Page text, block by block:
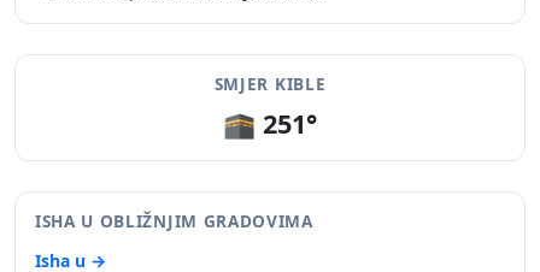
SMJER KIBLE
🕋 251°
ISHA U OBLIŽNJIM GRADOVIMA
Isha u →